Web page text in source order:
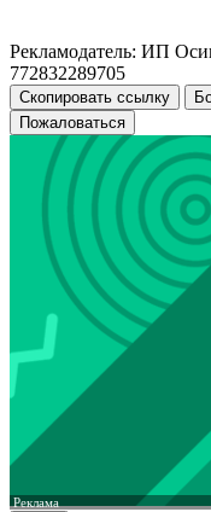
Рекламодатель: ИП
772832289705
Скопировать ссылку
Пожаловаться
Реклама